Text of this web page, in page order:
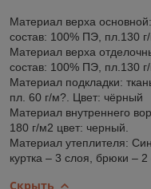
Материал верха
состав: 100% ПЭ, пл.130
Материал верха
состав: 100% ПЭ, пл.130
Материал подкладки:
пл. 60 г/м?. Цвет: чёрный
Материал внутреннего
180 г/м2 цвет: черный.
Материал утеплителя:
куртка – 3 слоя, брюки – 2
Скрыть